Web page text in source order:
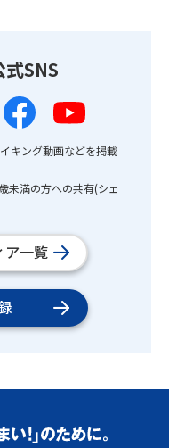
SNS
キング動画などを掲載
未満の方への共有(シェ
ア一覧